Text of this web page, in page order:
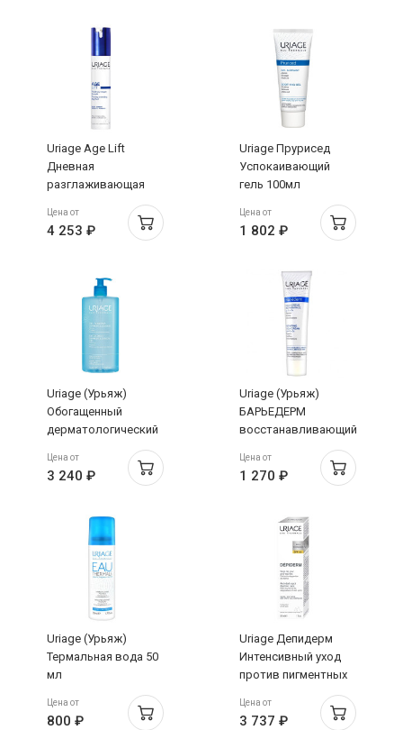
Uriage Age Lift
Дневная
разглаживающая
эмульсия 40мл
Цена от
4 253 ₽
Uriage Прурисед
Успокаивающий
гель 100мл
Цена от
1 802 ₽
Uriage (Урьяж)
Обогащенный
дерматологический
очищающий гель для
лица, тела и волос
1000 мл
Цена от
3 240 ₽
Uriage (Урьяж)
БАРЬЕДЕРМ
восстанавливающий
цика-крем с Cu-Zn 40
мл
Цена от
1 270 ₽
Uriage (Урьяж)
Термальная вода 50
мл
Цена от
800 ₽
Uriage Депидерм
Интенсивный уход
против пигментных
Цена от
3 737 ₽